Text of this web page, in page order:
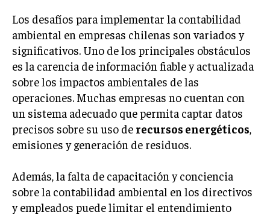
Los desafíos para implementar la contabilidad
ambiental en empresas chilenas son variados y
significativos. Uno de los principales obstáculos
es la carencia de información fiable y actualizada
sobre los impactos ambientales de las
operaciones. Muchas empresas no cuentan con
un sistema adecuado que permita captar datos
precisos sobre su uso de recursos energéticos,
emisiones y generación de residuos.
Además, la falta de capacitación y conciencia
sobre la contabilidad ambiental en los directivos
y empleados puede limitar el entendimiento